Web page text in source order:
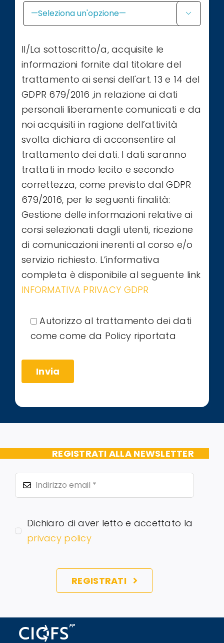

Il/La sottoscritto/a, acquisite le
informazioni fornite dal titolare del
trattamento ai sensi dell'art. 13 e 14 del
GDPR 679/2016 ,in relazione ai dati
personali liberamente comunicati e da
noi acquisiti in ragione dell’attività
svolta dichiara di acconsentire al
trattamento dei dati. I dati saranno
trattati in modo lecito e secondo
correttezza, come previsto dal GDPR
679/2016, per le seguenti finalità:
Gestione delle informazioni relative ai
corsi selezionati dagli utenti, ricezione
di comunicazioni inerenti al corso e/o
servizio richiesto. L’informativa
completa è disponibile al seguente link
INFORMATIVA PRIVACY GDPR
Autorizzo al trattamento dei dati
come come da Policy riportata
REGISTRATI ALLA NEWSLETTER
Dichiaro di aver letto e accettato la
privacy policy
REGISTRATI